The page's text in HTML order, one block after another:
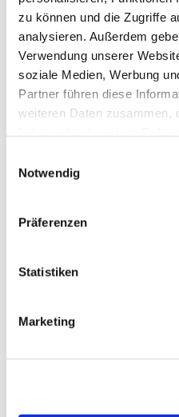
zu können und die Zugriffe
analysieren. Außerdem
Verwendung unserer
soziale Medien, Werbung
Partner führen diese
weiteren Daten zusammen,
Notwendig
Präferenzen
Statistiken
Marketing
Dies